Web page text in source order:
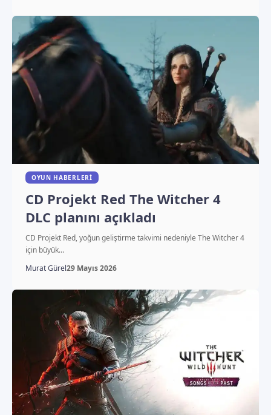
OYUN HABERLERI
CD Projekt Red The Witcher 4
DLC planını açıkladı
CD Projekt Red, yoğun geliştirme takvimi nedeniyle The Witcher 4
için büyük…
Murat Gürel29 Mayıs 2026